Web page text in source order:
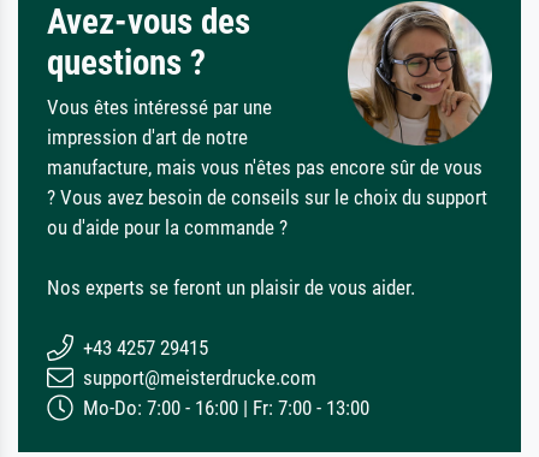
Avez-vous des
questions ?
Vous êtes intéressé par une
impression d'art de notre
manufacture, mais vous n'êtes pas encore sûr de vous
? Vous avez besoin de conseils sur le choix du support
ou d'aide pour la commande ?
Nos experts se feront un plaisir de vous aider.
+43 4257 29415
support@meisterdrucke.com
Mo-Do: 7:00 - 16:00 | Fr: 7:00 - 13:00